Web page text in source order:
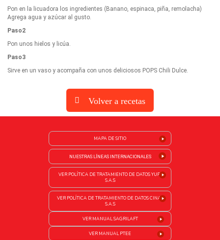
Pon en la licuadora los ingredientes (Banano, espinaca, piña, remolacha)
Agrega agua y azúcar al gusto.
Paso2
Pon unos hielos y licúa.
Paso3
Sirve en un vaso y acompaña con unos deliciosos POPS Chili Dulce.
Volver a recetas
MAPA DE SITIO
NUESTRAS LÍNEAS INTERNACIONALES
VER POLÍTICA DE TRATAMIENTO DE DATOS YUPI
S.A.S
VER POLÍTICA DE TRATAMIENTO DE DATOS CINAL
S.A.S
VER MANUAL SAGRILAFT
VER MANUAL PTEE